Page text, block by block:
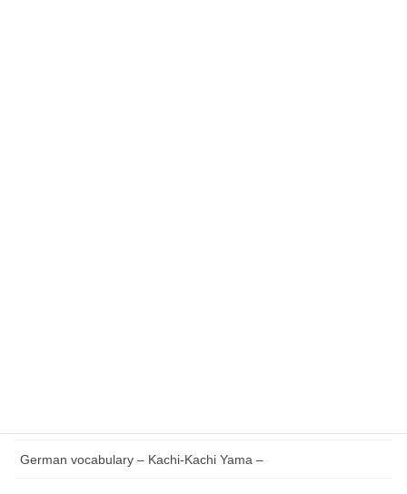
German vocabulary – Kachi-Kachi Yama –